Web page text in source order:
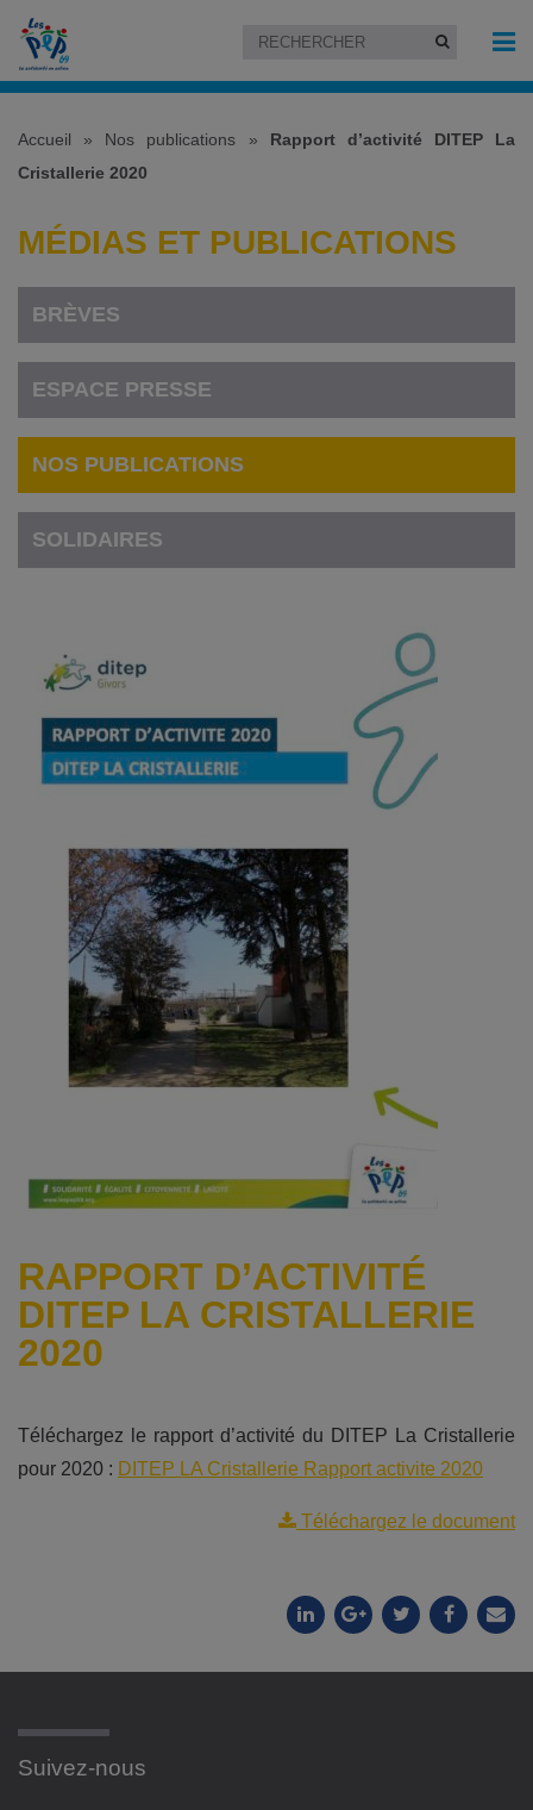
Accueil » Nos publications » Rapport d’activité DITEP La
Cristallerie 2020
MÉDIAS ET PUBLICATIONS
BRÈVES
ESPACE PRESSE
NOS PUBLICATIONS
SOLIDAIRES
RAPPORT D’ACTIVITÉ
DITEP LA CRISTALLERIE
2020
Téléchargez le rapport d’activité du DITEP La Cristallerie
pour 2020 : DITEP LA Cristallerie Rapport activite 2020
Téléchargez le document
Suivez-nous